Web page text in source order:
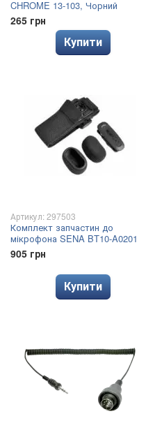
CHROME 13-103, Чорний
265 грн
Купити
Артикул: 297503
Комплект запчастин до
мікрофона SENA BT10-A0201
905 грн
Купити